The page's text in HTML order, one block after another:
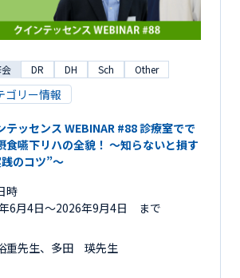
DR DH Sch Other
ゴリー情報
テッセンス WEBINAR #88 診療室でで
食嚥下リハの全貌！ ～知らないと損す
のコツ”～
時
6月4日〜2026年9月4日 まで
重先生、多田 瑛先生